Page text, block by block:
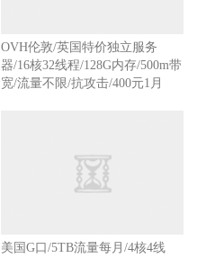
OVH伦敦/英国特价独立服务
器/16核32线程/128G内存/500m带
宽/流量不限/抗攻击/400元1月
美国G口/5TB流量每月/4核4线